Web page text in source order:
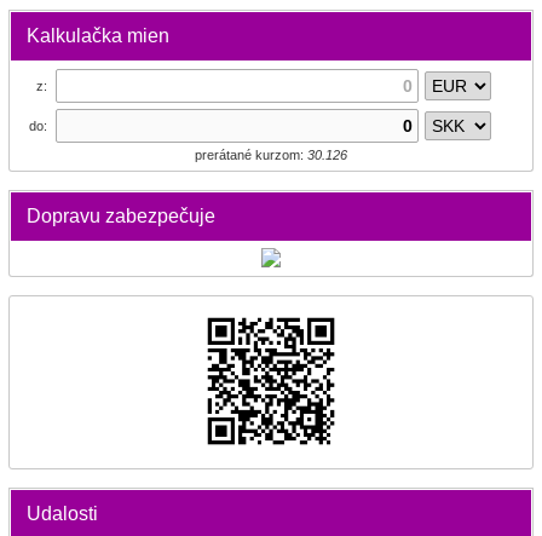
Kalkulačka mien
z:
do:
prerátané kurzom: 30.126
Dopravu zabezpečuje
Udalosti